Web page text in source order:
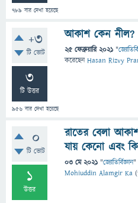
789 বার দেখা হয়েছে
+3
টি ভোট
3
টি উত্তর
956 বার দেখা হয়েছে
আকাশ কেন নীল?
25 ফেব্রুয়ারি 2021 "
করেছেনHasan Rizvy
0
টি ভোট
1
উত্তর
রাতের বেলা
যায় কেনো এবং
03 মে 2021 "জ্যোতির্বিজ্ঞান"
Mohiuddin Alamgir Ka (